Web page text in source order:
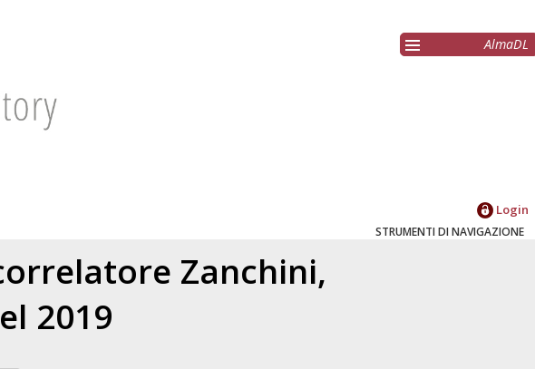
AlmaDL
Login
STRUMENTI DI NAVIGAZIONE
Zanchini,
2019